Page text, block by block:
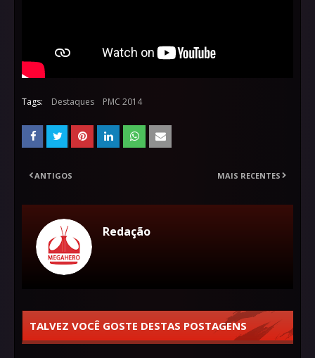
Tags: Destaques PMC 2014
MAIS RECENTES
ANTIGOS
Redação
TALVEZ VOCÊ GOSTE DESTAS POSTAGENS